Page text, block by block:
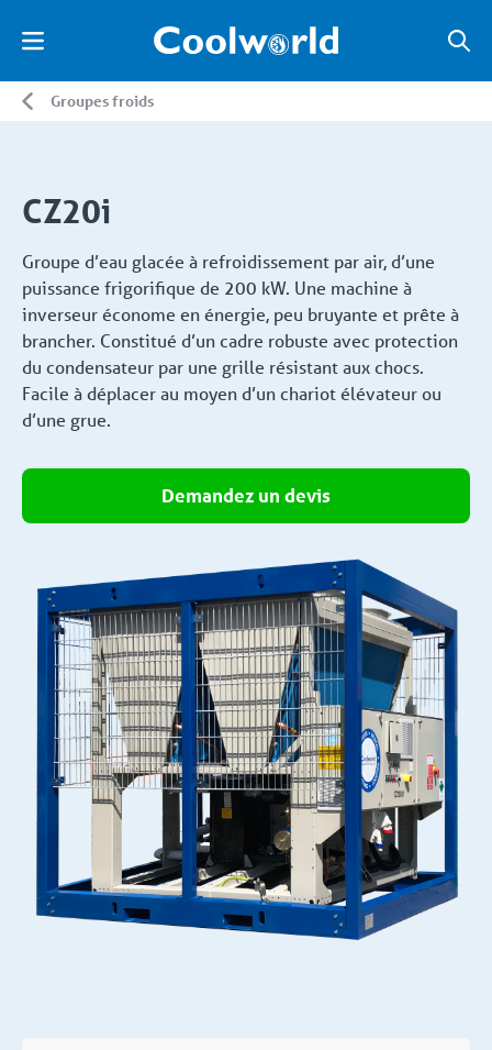
Groupes froids
CZ20i
Groupe d’eau glacée à refroidissement par air, d’une
puissance frigorifique de 200 kW. Une machine à
inverseur économe en énergie, peu bruyante et prête à
brancher. Constitué d’un cadre robuste avec protection
du condensateur par une grille résistant aux chocs.
Facile à déplacer au moyen d’un chariot élévateur ou
d’une grue.
Demandez un devis